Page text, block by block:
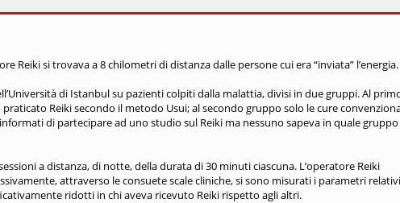
Reiki si trovava a 8 chilometri di distanza dalle persone cui era “inviata” l’energia.
di Istanbul su pazienti colpiti dalla malattia, divisi in due gruppi. Al
Reiki secondo il metodo Usui; al secondo gruppo solo le cure
di partecipare ad uno studio sul Reiki ma nessuno sapeva in quale gruppo
a distanza, di notte, della durata di 30 minuti ciascuna. L’operatore Reiki
attraverso le consuete scale cliniche, si sono misurati i parametri
ridotti in chi aveva ricevuto Reiki rispetto agli altri.